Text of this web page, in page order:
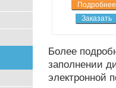
Подробнее
Заказать
Более
заполнении
электронной